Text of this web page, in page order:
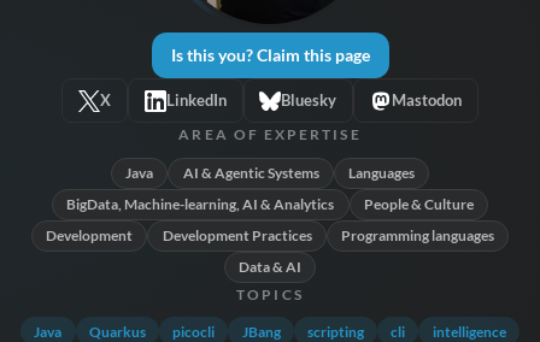
Is this you? Claim this page
X LinkedIn Bluesky Mastodon
AREA OF EXPERTISE
Java AI & Agentic Systems
Languages
BigData, Machine-learning, AI & Analytics
People & Culture
Development
Development Practices
Programming languages
Data & AI
TOPICS
Java Quarkus picocli JBang scripting cli
intelligence